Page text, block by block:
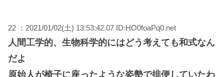
22 ：2021/01/02(土) 13:53:42.07 ID:HO0foaPq0.net
人間工学的、生物科学的にはどう考えても和式なん
だよ
原始人が椅子に座ったような姿勢で排便していたわ